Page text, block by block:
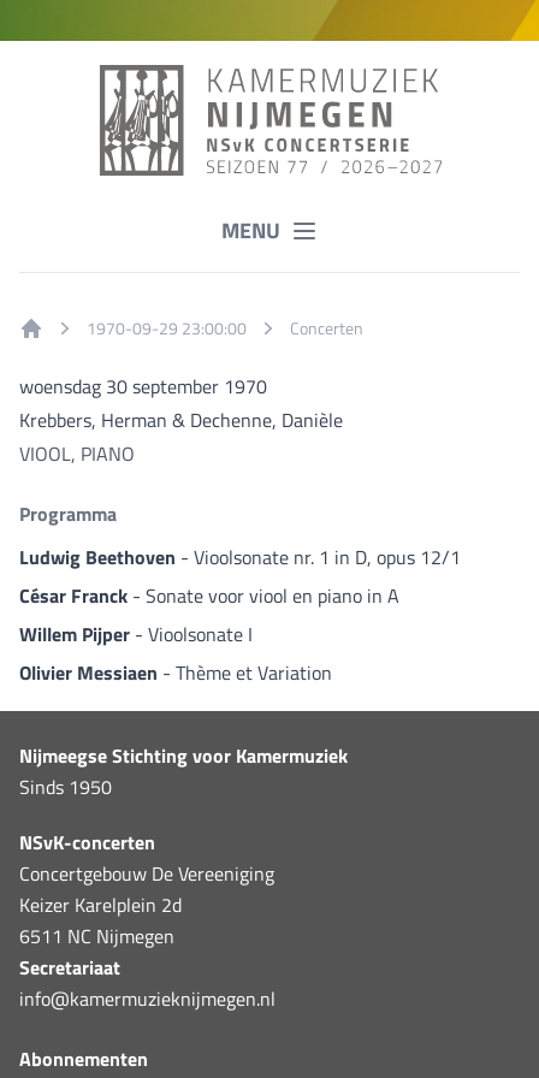
MENU
1970-09-29 23:00:00 Concerten
woensdag 30 september 1970
Krebbers, Herman & Dechenne, Danièle
VIOOL, PIANO
Programma
Ludwig Beethoven - Vioolsonate nr. 1 in D, opus 12/1
César Franck - Sonate voor viool en piano in A
Willem Pijper - Vioolsonate I
Olivier Messiaen - Thème et Variation
Nijmeegse Stichting voor Kamermuziek
Sinds 1950
NSvK-concerten
Concertgebouw De Vereeniging
Keizer Karelplein 2d
6511 NC Nijmegen
Secretariaat
info@kamermuzieknijmegen.nl
Abonnementen